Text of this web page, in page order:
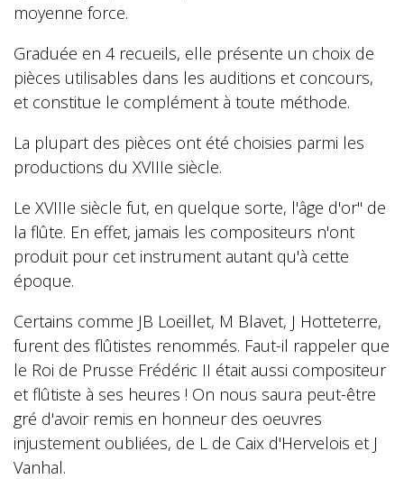
moyenne force.
Graduée en 4 recueils, elle présente un choix de
pièces utilisables dans les auditions et concours,
et constitue le complément à toute méthode.
La plupart des pièces ont été choisies parmi les
productions du XVIIIe siècle.
Le XVIIIe siècle fut, en quelque sorte, l'âge d'or" de
la flûte. En effet, jamais les compositeurs n'ont
produit pour cet instrument autant qu'à cette
époque.
Certains comme JB Loeillet, M Blavet, J Hotteterre,
furent des flûtistes renommés. Faut-il rappeler que
le Roi de Prusse Frédéric II était aussi compositeur
et flûtiste à ses heures ! On nous saura peut-être
gré d'avoir remis en honneur des oeuvres
injustement oubliées, de L de Caix d'Hervelois et J
Vanhal.